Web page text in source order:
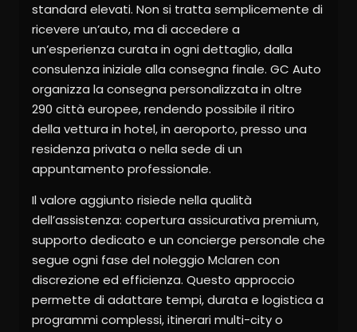
standard elevati. Non si tratta semplicemente di
ricevere un’auto, ma di accedere a
un’esperienza curata in ogni dettaglio, dalla
consulenza iniziale alla consegna finale. GC Auto
organizza la consegna personalizzata in oltre
290 città europee, rendendo possibile il ritiro
della vettura in hotel, in aeroporto, presso una
residenza privata o nella sede di un
appuntamento professionale.
Il valore aggiunto risiede nella qualità
dell’assistenza: copertura assicurativa premium,
supporto dedicato e un concierge personale che
segue ogni fase del noleggio Mclaren con
discrezione ed efficienza. Questo approccio
permette di adattare tempi, durata e logistica a
programmi complessi, itinerari multi-city o